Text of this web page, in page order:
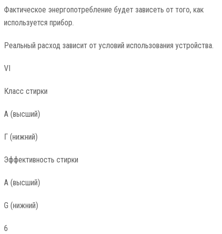
Фактическое энергопотребление будет зависеть от того, как
используется прибор.
Реальный расход зависит от условий использования устройства.
VI
Класс стирки
А (высший)
Г (нижний)
Эффективность стирки
А (высший)
G (нижний)
6